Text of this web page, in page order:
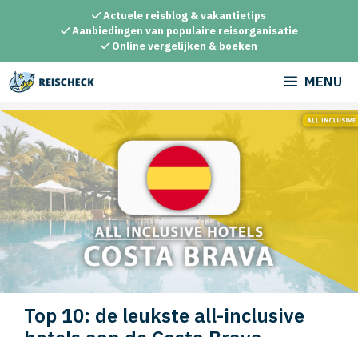
inhoud
Actuele reisblog & vakantietips
Aanbiedingen van populaire reisorganisatie
Online vergelijken & boeken
MENU
Top 10: de leukste all-inclusive